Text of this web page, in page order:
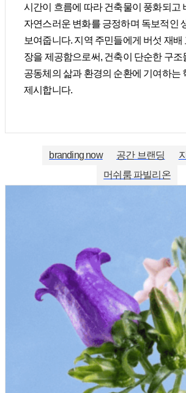
시간이 흐름에 따라 건축물이 풍화되고
자연스러운 변화를 긍정하며 독보적인
보여줍니다. 지역 주민들에게 버섯 재배
장을 제공함으로써, 건축이 단순한 구조
공동체의 삶과 환경의 순환에 기여하는
제시합니다.
branding now 공간 브랜딩
머쉬룸 파빌리온